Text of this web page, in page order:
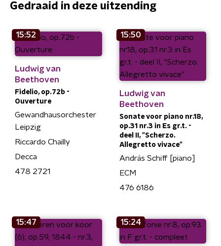
Gedraaid in deze uitzending
15:52
Ludwig van
Beethoven
Fidelio, op.72b -
Ouverture
Gewandhausorchester
Leipzig
Riccardo Chailly
Decca
478 2721
15:50
Ludwig van
Beethoven
Sonate voor piano nr.18,
op.31 nr.3 in Es gr.t. -
deel II, "Scherzo.
Allegretto vivace"
András Schiff [piano]
ECM
476 6186
15:47 15:24